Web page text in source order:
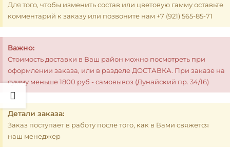
Для того, чтобы изменить состав или цветовую гамму оставьте
комментарий к заказу или позвоните нам +7 (921) 565-85-71
Важно:
Стоимость доставки в Ваш район можно посмотреть при
оформлении заказа, или в разделе ДОСТАВКА. При заказе на
сумму меньше 1800 руб - самовывоз (Дунайский пр. 34/16)
Детали заказа:
Заказ поступает в работу после того, как в Вами свяжется
наш менеджер